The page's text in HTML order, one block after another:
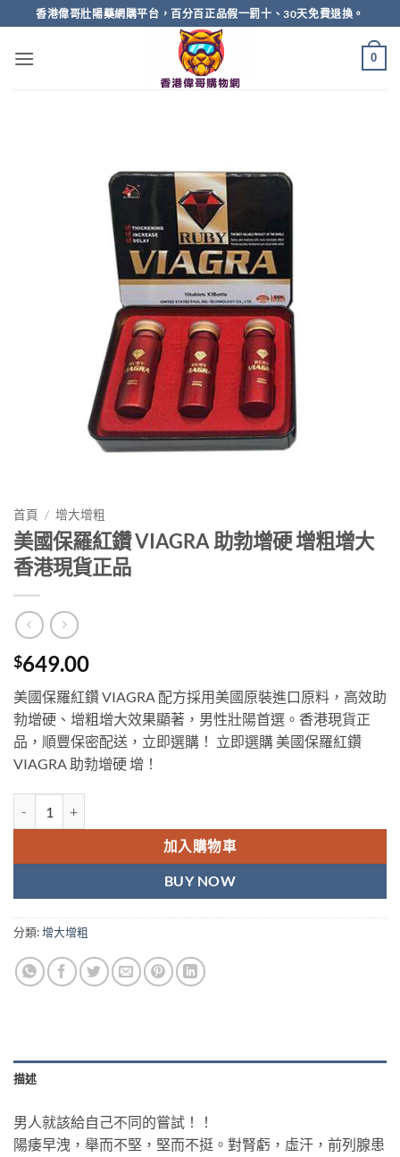
to
content
香港偉哥壯陽藥網購平台，百分百正品假一罰十、30天免費退換。
0
首頁 / 增大增粗
美國保羅紅鑽 VIAGRA 助勃增硬 增粗增大
香港現貨正品
$649.00
美國保羅紅鑽 VIAGRA 配方採用美國原裝進口原料，高效助
勃增硬、增粗增大效果顯著，男性壯陽首選。香港現貨正
品，順豐保密配送，立即選購！ 立即選購 美國保羅紅鑽
VIAGRA 助勃增硬 增！
加入購物車
BUY NOW
分類:增大增粗
描述
男人就該給自己不同的嘗試！！
陽痿早洩，舉而不堅，堅而不挺。對腎虧，虛汗，前列腺患